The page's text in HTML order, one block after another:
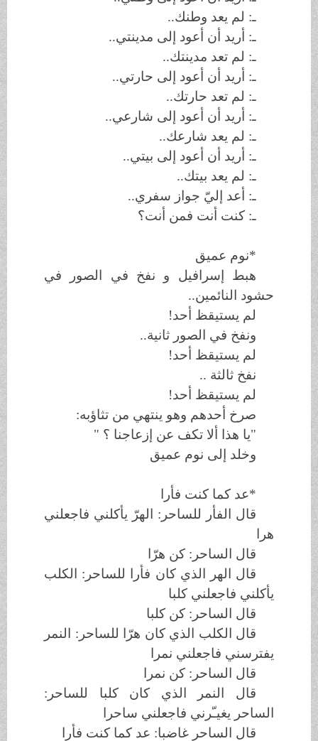
ـ: لم يعد وطنك..
ـ: أريد أن أعود إلى مدينتي..
ـ: لم تعد مدينتك..
ـ: أريد أن أعود إلى حارتي..
ـ: لم تعد حارتك..
ـ: أريد أن أعود إلى شارعي..
ـ: لم يعد شارعك..
ـ: أريد أن أعود إلى بيتي..
ـ: لم يعد بيتك..
ـ: أعد إليّ جواز سفري..
ـ: كنت أنت فمن أنت؟
*نوم عميق
هبط إسرافيل و نفخ في الصور في
حشود النائمين..
لم يستيقظ أحد!
ونفخ في الصور ثانية..
لم يستيقظ أحد!
نفخ ثالثة ..
لم يستيقظ أحد!
صرخ أحدهم وهو ينتهي من تثاؤبه:
"يا هذا ألا تكف عن إزعاجنا ؟ "
وخلد إلى نوم عميق
*عد كما كنت فأرا
قال الفأر للساحر: الهرّ يأكلني فاجعلني
هرا
قال الساحر: كن هرّا
قال الهر الذي كان فأرا للساحر: الكلب
يأكلني فاجعلني كلبا
قال الساحر: كن كلبا
قال الكلب الذي كان هرّا للساحر: النمر
يفترسني فاجعلني نمرا
قال الساحر: كن نمرا
قال النمر الذي كان كلبا للساحر:
الساحر يغيـّرني فاجعلني ساحرا
قال الساحر غاضبا: عد كما كنت فأرا